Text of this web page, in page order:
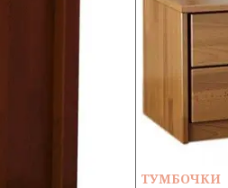
ТУМБОЧКИ